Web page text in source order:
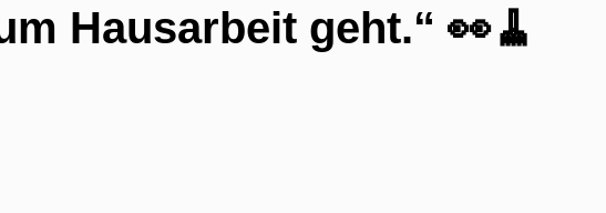
Hausarbeit geht.“ 👀🧹